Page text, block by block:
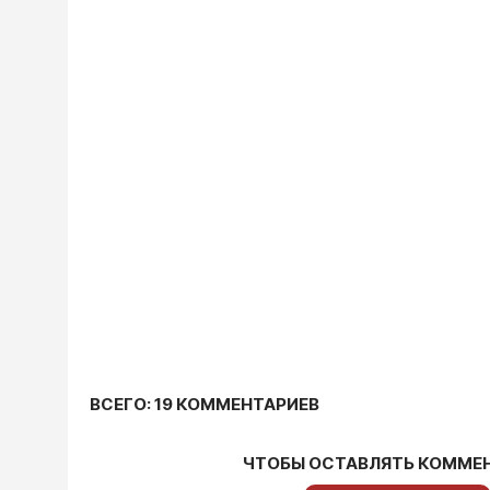
ВСЕГО: 19 КОММЕНТАРИЕВ
ЧТОБЫ ОСТАВЛЯТЬ